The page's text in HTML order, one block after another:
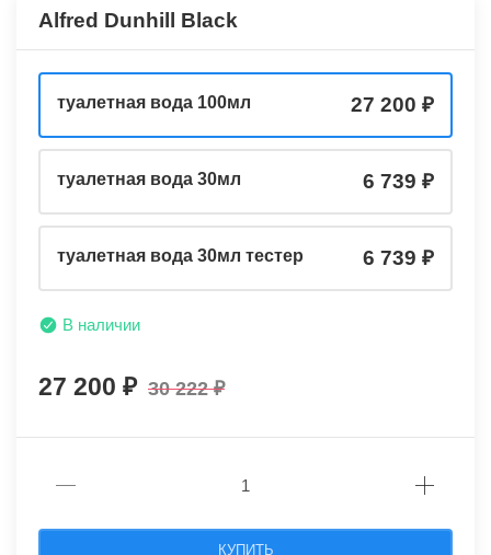
Alfred Dunhill Black
туалетная вода 100мл 27 200
туалетная вода 30мл 6 739
туалетная вода 30мл тестер 6 739
В наличии
27 200 30 222
КУПИТЬ